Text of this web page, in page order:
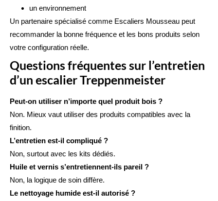
un environnement
Un partenaire spécialisé comme Escaliers Mousseau peut
recommander la bonne fréquence et les bons produits selon
votre configuration réelle.
Questions fréquentes sur l’entretien
d’un escalier Treppenmeister
Peut-on utiliser n’importe quel produit bois ?
Non. Mieux vaut utiliser des produits compatibles avec la
finition.
L’entretien est-il compliqué ?
Non, surtout avec les kits dédiés.
Huile et vernis s’entretiennent-ils pareil ?
Non, la logique de soin diffère.
Le nettoyage humide est-il autorisé ?